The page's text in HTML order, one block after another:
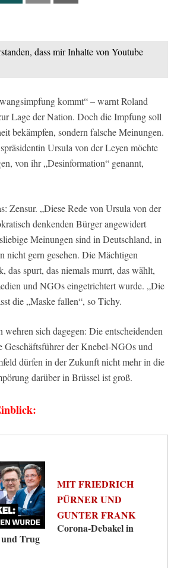
dass mir Inhalte von Youtube
kommt“ – warnt Roland
Lage der Nation. Doch die Impfung soll
bekämpfen, sondern falsche Meinungen.
Ursula von der Leyen möchte
von ihr „Desinformation“ genannt,
Zensur. „Diese Rede von Ursula von der
denkenden Bürger angewidert
Meinungen sind in Deutschland, in
nicht gern gesehen. Die Mächtigen
das spurt, das niemals murrt, das wählt,
und NGOs eingetrichtert wurde. „Die
die „Maske fallen“, so Tichy.
wehren sich dagegen: Die entscheidenden
Geschäftsführer der Knebel-NGOs und
dürfen in der Zukunft nicht mehr in die
darüber in Brüssel ist groß.
MIT FRIEDRICH
PÜRNER UND
GUNTER FRANK
Corona‑Debakel in
Trug